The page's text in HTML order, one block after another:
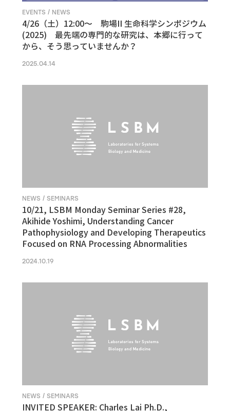
EVENTS / NEWS
4/26（土）12:00〜 駒場II 生命科学シンポジウム
(2025) 最先端の専門的な研究は、本郷に行って
から、そう思っていませんか？
2025.04.14
NEWS / SEMINARS
10/21, LSBM Monday Seminar Series #28,
Akihide Yoshimi, Understanding Cancer
Pathophysiology and Developing Therapeutics
Focused on RNA Processing Abnormalities
2024.10.19
NEWS / SEMINARS
INVITED SPEAKER: Charles Lai Ph.D.,